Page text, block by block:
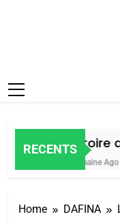
RECENTSHistoire
1 Semaine Ago
Home DAFINA